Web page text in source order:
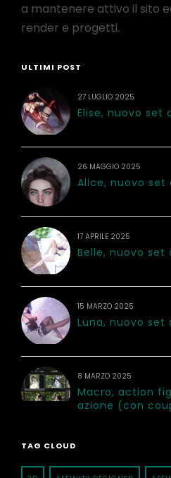
a mantenere attivo il sito
render e progetti.
ULTIMI POST
27 LUGLIO 2025
Elise, nuovo set
26 MAGGIO 2025
Alice, nuovo set
17 APRILE 2025
Belle, nuovo set
15 MARZO 2025
Luna, nuovo set
8 MARZO 2025
Macro, action
azione (con
TAG CLOUD